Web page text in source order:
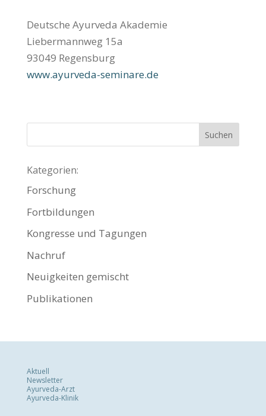
Deutsche Ayurveda Akademie
Liebermannweg 15a
93049 Regensburg
www.ayurveda-seminare.de
Kategorien:
Forschung
Fortbildungen
Kongresse und Tagungen
Nachruf
Neuigkeiten gemischt
Publikationen
Aktuell
Newsletter
Ayurveda-Arzt
Ayurveda-Klinik